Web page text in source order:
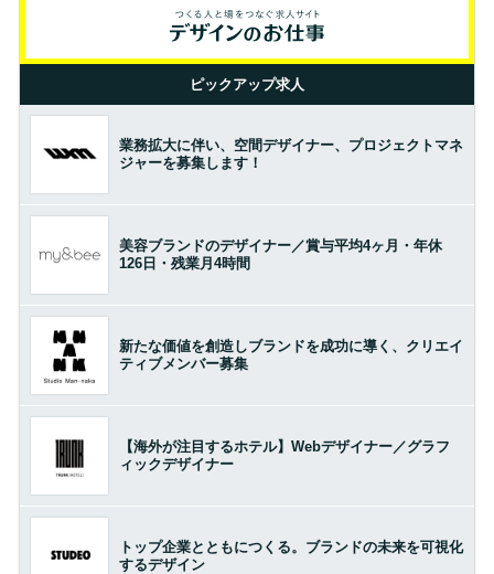
ピックアップ求人
業務拡大に伴い、空間デザイナー、プロジェクトマネ
ジャーを募集します！
美容ブランドのデザイナー／賞与平均4ヶ月・年休
126日・残業月4時間
新たな価値を創造しブランドを成功に導く、クリエイ
ティブメンバー募集
【海外が注目するホテル】Webデザイナー／グラフ
ィックデザイナー
トップ企業とともにつくる。ブランドの未来を可視化
するデザイン